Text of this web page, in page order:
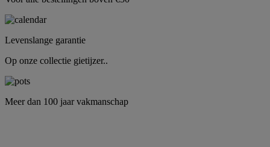
Levenslange garantie
Op onze collectie gietijzer..
Meer dan 100 jaar vakmanschap